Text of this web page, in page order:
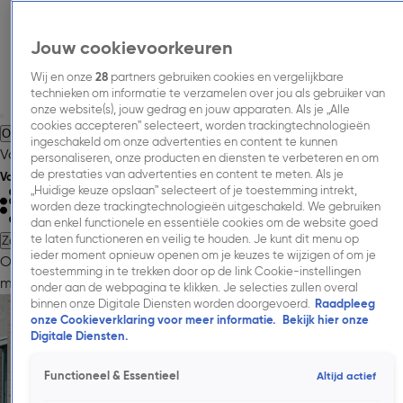
Over Talpa Media. Adverteren. Inspiratie. Nieuws. Inkoopinformatie.
Vacatures.Contact.
Volg Talpa Media
Zoeken
Over Talpa Media.Adverteren.Onze
merken.Cases.Onderzoeken.Nieuws. Inkoopinformatie.
Inkoop Video Page
Test
Download de rekenvoorbeelden
Jouw cookievoorkeuren
Wij en onze 28partners gebruiken cookies en vergelijkbare
technieken om informatie te verzamelen over jou als gebruiker van
onze website(s), jouw gedrag en jouw apparaten. Als je „Alle
cookies accepteren” selecteert, worden trackingtechnologieën
ingeschakeld om onze advertenties en content te kunnen
personaliseren, onze producten en diensten te verbeteren en om
de prestaties van advertenties en content te meten. Als je
„Huidige keuze opslaan” selecteert of je toestemming intrekt,
worden deze trackingtechnologieën uitgeschakeld. We gebruiken
dan enkel functionele en essentiële cookies om de website goed
te laten functioneren en veilig te houden. Je kunt dit menu op
ieder moment opnieuw openen om je keuzes te wijzigen of om je
toestemming in te trekken door op de link Cookie-instellingen
onder aan de webpagina te klikken. Je selecties zullen overal
binnen onze Digitale Diensten worden doorgevoerd. Raadpleeg
onze Cookieverklaring voor meer informatie.
Bekijk hier onze
Digitale Diensten.
Functioneel & Essentieel Altijd actief